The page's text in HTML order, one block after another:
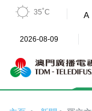
35˚C A
2026-08-09